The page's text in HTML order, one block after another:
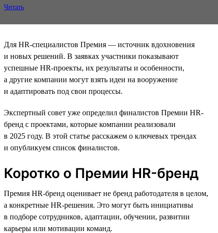
Читать
Для HR-специалистов Премия — источник вдохновения
и новых решений. В заявках участники показывают
успешные HR-проекты, их результаты и особенности,
а другие компании могут взять идеи на вооружение
и адаптировать под свои процессы.
Экспертный совет уже определил финалистов Премии HR-
бренд с проектами, которые компании реализовали
в 2025 году. В этой статье расскажем о ключевых трендах
и опубликуем список финалистов.
Коротко о Премии HR-бренд
Премия HR-бренд оценивает не бренд работодателя в целом,
а конкретные HR-решения. Это могут быть инициативы
в подборе сотрудников, адаптации, обучении, развитии
карьеры или мотивации команд.